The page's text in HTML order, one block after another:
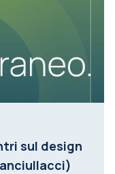
sul design